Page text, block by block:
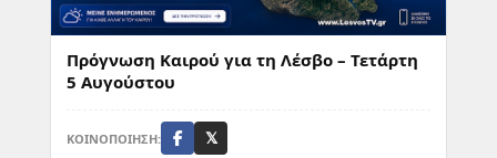
Πρόγνωση Καιρού για τη Λέσβο – Τετάρτη
5 Αυγούστου
ΚΟΙΝΟΠΟΙΗΣΗ: 𝕏